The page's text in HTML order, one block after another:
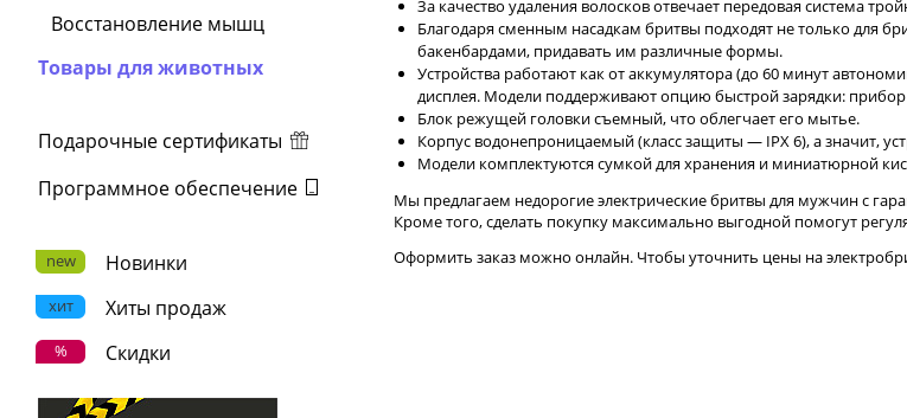
Восстановление мышц
Товары для животных
Подарочные сертификаты
Программное обеспечение
new Новинки
хит Хиты продаж
% Скидки
За качество удаления волосков отвечает передовая система
Благодаря сменным насадкам бритвы подходят не только для
бакенбардами, придавать им различные формы.
Устройства работают как от аккумулятора (до 60 минут
дисплея. Модели поддерживают опцию быстрой зарядки:
Блок режущей головки съемный, что облегчает его мытье.
Корпус водонепроницаемый (класс защиты — IPX 6), а значит,
Модели комплектуются сумкой для хранения и миниатюрной
Мы предлагаем недорогие электрические бритвы для мужчин с
Кроме того, сделать покупку максимально выгодной помогут
Оформить заказ можно онлайн. Чтобы уточнить цены на